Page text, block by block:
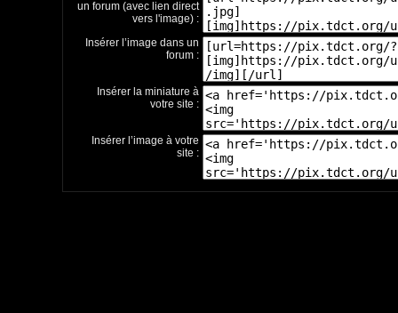
un forum (avec lien direct
vers l'image) :
Insérer l’image dans un
forum :
Insérer la miniature à
votre site :
Insérer l’image à votre
site :